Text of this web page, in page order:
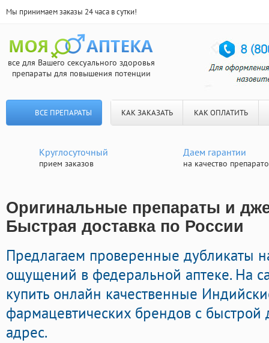
Мы принимаем заказы 24 часа в сутки!
все для Вашего сексуального здоровья
препараты для повышения потенции
ВСЕ ПРЕПАРАТЫ КАК ЗАКАЗАТЬ КАК ОПЛАТИТЬ
Круглосуточный
прием заказов
Даем гарантии
на качество
Оригинальные препараты и
Быстрая доставка по России
Предлагаем проверенные дубликаты
ощущений в федеральной аптеке. На
купить онлайн качественные
фармацевтических брендов с быстрой
адрес.